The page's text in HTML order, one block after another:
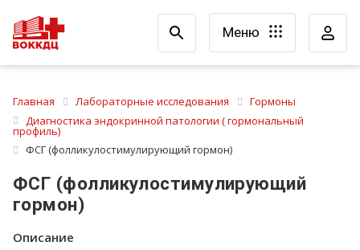
Меню
Главная Лабораторные исследования
Гормоны
Диагностика эндокринной патологии ( гормональный
профиль)
ФСГ (фолликулостимулирующий гормон)
ФСГ (фолликулостимулирующий
гормон)
Описание